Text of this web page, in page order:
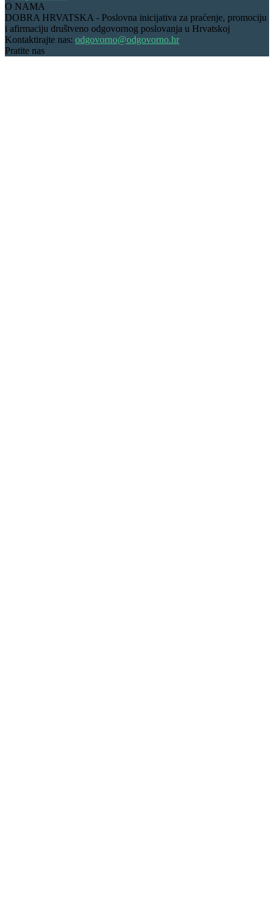
O NAMA
DOBRA HRVATSKA - Poslovna inicijativa za praćenje, promociju
i afirmaciju društveno odgovornog poslovanja u Hrvatskoj
Kontaktirajte nas: odgovorno@odgovorno.hr
Pratite nas